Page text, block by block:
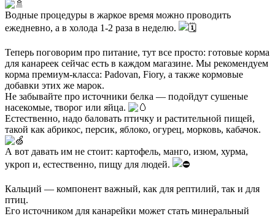
Водные процедуры в жаркое время можно проводить
ежедневно, а в холода 1-2 раза в неделю.
Теперь поговорим про питание, тут все просто: готовые корма
для канареек сейчас есть в каждом магазине. Мы рекомендуем
корма премиум-класса: Padovan, Fiory, а также кормовые
добавки этих же марок.
Не забывайте про источники белка — подойдут сушеные
насекомые, творог или яйца.
Естественно, надо баловать птичку и растительной пищей,
такой как абрикос, персик, яблоко, огурец, морковь, кабачок.
А вот давать им не стоит: картофель, манго, изюм, хурма,
укроп и, естественно, пищу для людей.
Кальций — компонент важный, как для рептилий, так и для
птиц.
Его источником для канарейки может стать минеральный